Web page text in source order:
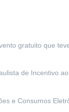
gratuito que
de Incentivo
e Consumos